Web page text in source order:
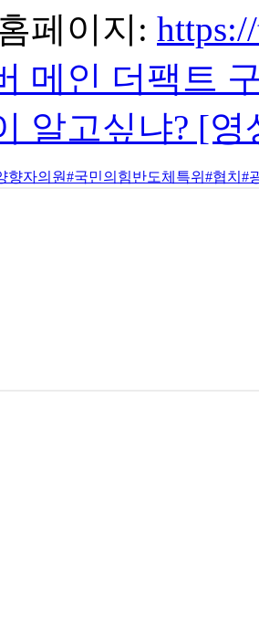
페이지:
메인 더팩트
알고싶냐? [
향자의원#국민의힘반도체특위 #협치 #